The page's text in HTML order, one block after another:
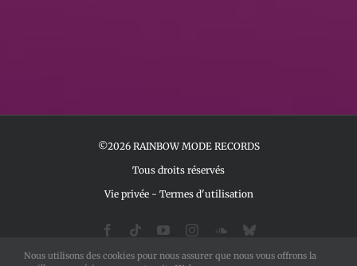
©2026 RAINBOW MODE RECORDS
Tous droits réservés
Vie privée- Termes d'utilisation
Facebook
TiktokYouTubeInstagramSoundCloud
Bluesky
Nous utilisons des cookies pour nous assurer que nous vous offrons la